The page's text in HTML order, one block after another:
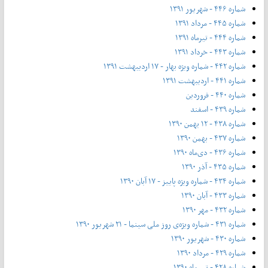
شماره ۴۴۶ - شهریور ۱۳۹۱
شماره ۴۴۵ - مرداد ۱۳۹۱
شماره ۴۴۴ - تیر‌ماه ۱۳۹۱
شماره ۴۴۳ - خرداد ۱۳۹۱
شماره ۴۴۲ - شماره ویژه بهار - ۱۷ اردیبهشت ۱۳۹۱
شماره ۴۴۱ - اردیبهشت ۱۳۹۱
شماره ۴۴۰ - فروردین
شماره ۴۳۹ - اسفند
شماره ۴۳۸ - ۱۲ بهمن ۱۳۹۰
شماره ۴۳۷ - بهمن ۱۳۹۰
شماره ۴۳۶ - دی‌ماه ۱۳۹۰
شماره ۴۳۵ - آذر ۱۳۹۰
شماره ۴۳۴ - شماره ویژه پاییز - ۱۷ آبان ۱۳۹۰
شماره ۴۳۳ - آبان ۱۳۹۰
شماره ۴۳۲ - مهر ۱۳۹۰
شماره ۴۳۱ - شماره ویژه‌ی روز ملی سینما - ۲۱ شهریور ۱۳۹۰
شماره ۴۳۰ - شهریور ۱۳۹۰
شماره ۴۲۹ - مرداد ۱۳۹۰